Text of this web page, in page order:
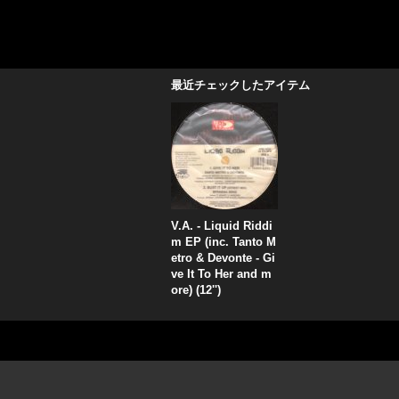
最近チェックしたアイテム
V.A. - Liquid Riddi
m EP (inc. Tanto M
etro & Devonte - Gi
ve It To Her and m
ore) (12'')